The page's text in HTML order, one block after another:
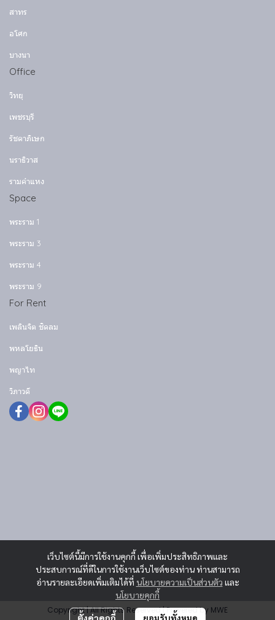
เว็บไซต์นี้มีการใช้งานคุกกี้ เพื่อเพิ่มประสิทธิภาพและ
ประสบการณ์ที่ดีในการใช้งานเว็บไซต์ของท่าน ท่านสามารถ
อ่านรายละเอียดเพิ่มเติมได้ที่ นโยบายความเป็นส่วนตัว และ
นโยบายคุกกี้
ตั้งค่าคุกกี้ ยอมรับทั้งหมด
สาทร
อโศก
บางนา
Office
วิทยุ
เพชรบุรี
รัชดาภิเษก
นราธิวาส
รามคำแหง
Space
พระราม 1
พระราม 3
พระราม 4
พระราม 9
For Rent
เพลินจิต ชิดลม
พหลโยธิน
พญาไท
วิภาวดี
Copyright | All Rights Reserved | Powered by MWE